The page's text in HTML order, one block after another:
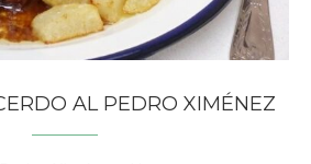
AL PEDRO XIMÉNEZ